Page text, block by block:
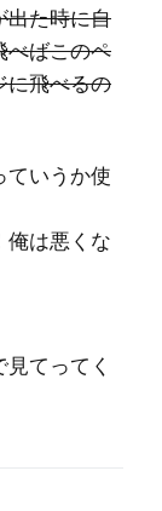
出た時に自
べばこのペ
に飛べるの
ていうか使
俺は悪くな
てってく